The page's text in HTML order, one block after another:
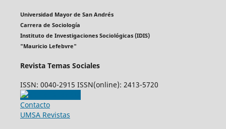
Universidad Mayor de San Andrés
Carrera de Sociología
Instituto de Investigaciones Sociológicas (IDIS)
"Mauricio Lefebvre"
Revista Temas Sociales
ISSN: 0040-2915 ISSN(online): 2413-5720
Contacto
UMSA Revistas